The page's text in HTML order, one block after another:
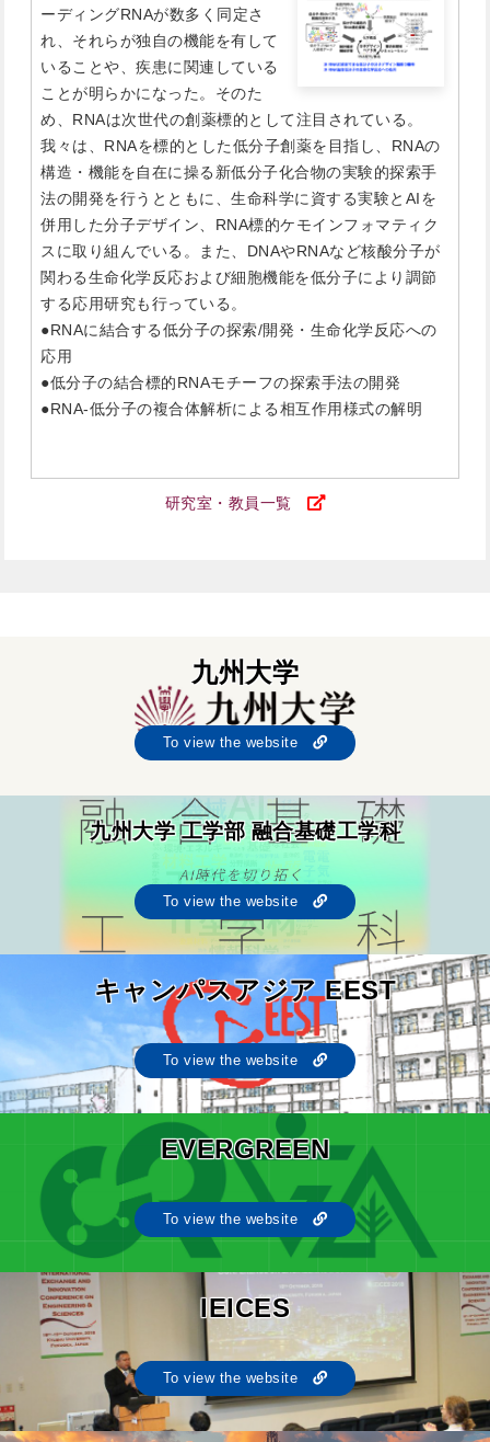
ーディングRNAが数多く同定さ
れ、それらが独自の機能を有して
いることや、疾患に関連している
ことが明らかになった。そのた
め、RNAは次世代の創薬標的として注目されている。
我々は、RNAを標的とした低分子創薬を目指し、RNAの
構造・機能を自在に操る新低分子化合物の実験的探索手
法の開発を行うとともに、生命科学に資する実験とAIを
併用した分子デザイン、RNA標的ケモインフォマティク
スに取り組んでいる。また、DNAやRNAなど核酸分子が
関わる生命化学反応および細胞機能を低分子により調節
する応用研究も行っている。
●RNAに結合する低分子の探索/開発・生命化学反応への
応用
●低分子の結合標的RNAモチーフの探索手法の開発
●RNA-低分子の複合体解析による相互作用様式の解明
研究室・教員一覧
九州大学
To view the website
九州大学 工学部 融合基礎工学科
To view the website
キャンパスアジア EEST
To view the website
EVERGREEN
To view the website
IEICES
To view the website